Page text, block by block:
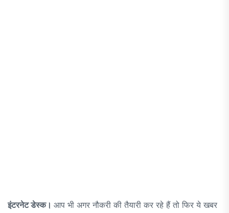
इंटरनेट डेस्क। आप भी अगर नौकरी की तैयारी कर रहे हैं तो फिर ये खबर